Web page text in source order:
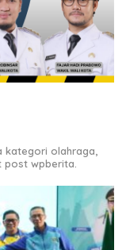
olahraga,
wpberita.